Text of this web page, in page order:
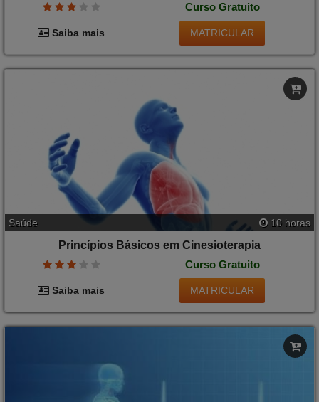
Curso Gratuito
Saiba mais MATRICULAR
Saúde 10 horas
Princípios Básicos em Cinesioterapia
Curso Gratuito
Saiba mais MATRICULAR